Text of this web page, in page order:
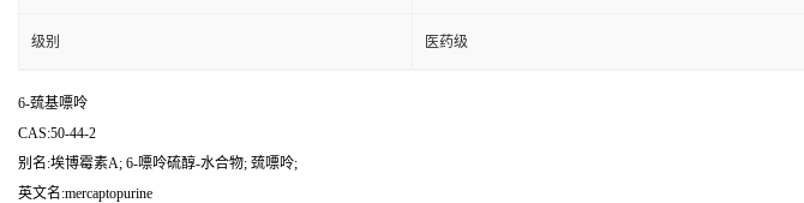
级别 医药级
6-巯基嘌呤
CAS:50-44-2
别名:埃博霉素A; 6-嘌呤硫醇-水合物; 巯嘌呤;
英文名:mercaptopurine